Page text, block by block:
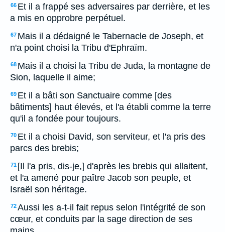
66 Et il a frappé ses adversaires par derrière, et les
a mis en opprobre perpétuel.
67 Mais il a dédaigné le Tabernacle de Joseph, et
n'a point choisi la Tribu d'Ephraïm.
68 Mais il a choisi la Tribu de Juda, la montagne de
Sion, laquelle il aime;
69 Et il a bâti son Sanctuaire comme [des
bâtiments] haut élevés, et l'a établi comme la terre
qu'il a fondée pour toujours.
70 Et il a choisi David, son serviteur, et l'a pris des
parcs des brebis;
71 [Il l'a pris, dis-je,] d'après les brebis qui allaitent,
et l'a amené pour paître Jacob son peuple, et
Israël son héritage.
72Aussi les a-t-il fait repus selon l'intégrité de son
cœur, et conduits par la sage direction de ses